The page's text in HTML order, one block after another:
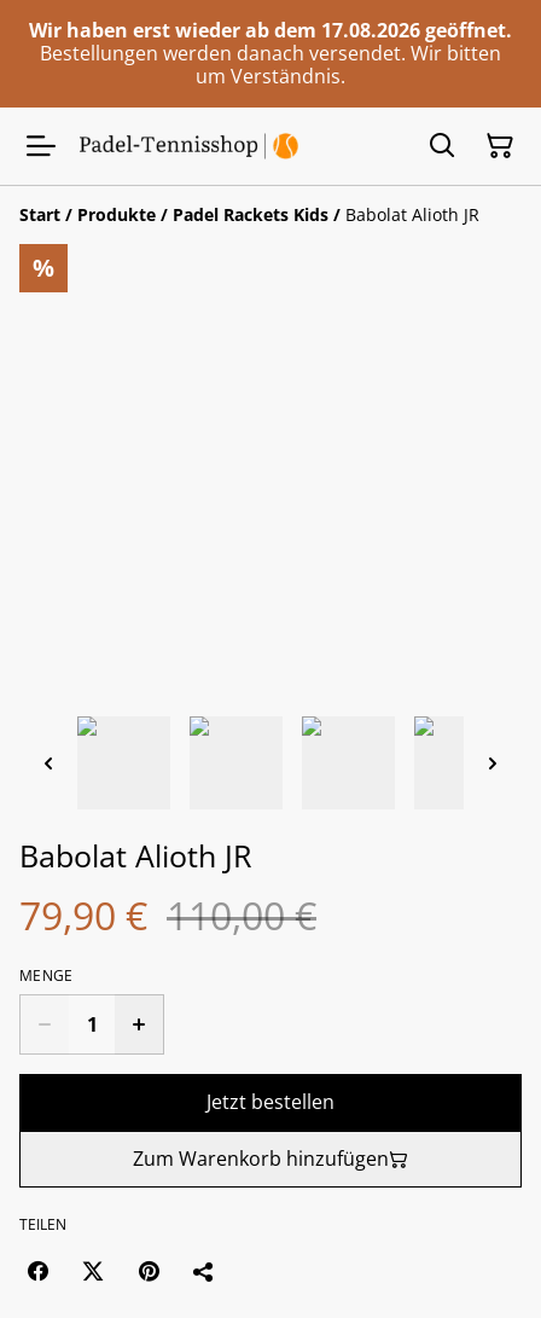
Wir haben erst wieder ab dem 17.08.2026 geöffnet.
Bestellungen werden danach versendet. Wir bitten
um Verständnis.
Start / Produkte / Padel Rackets Kids / Babolat Alioth JR
%
Babolat Alioth JR
79,90 € 110,00 €
MENGE
Jetzt bestellen
Zum Warenkorb hinzufügen
TEILEN